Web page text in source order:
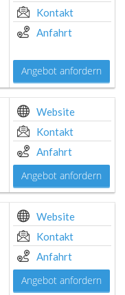
Kontakt
Anfahrt
Angebot anfordern
Website
Kontakt
Anfahrt
Angebot anfordern
Website
Kontakt
Anfahrt
Angebot anfordern